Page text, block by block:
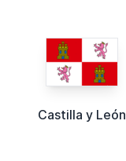
Castilla y León